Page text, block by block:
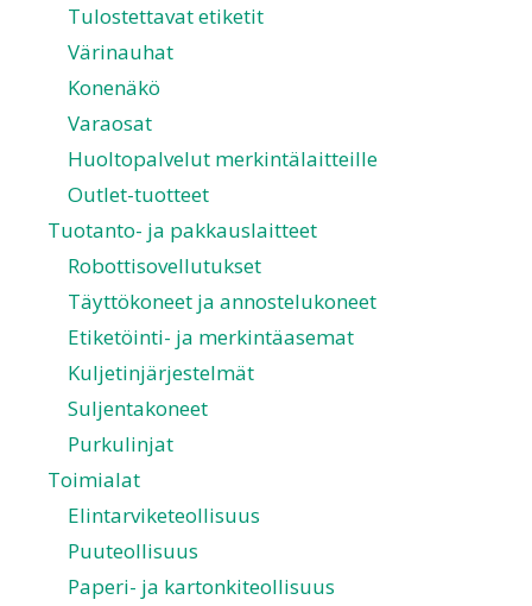
Tulostettavat etiketit
Värinauhat
Konenäkö
Varaosat
Huoltopalvelut merkintälaitteille
Outlet-tuotteet
Tuotanto- ja pakkauslaitteet
Robottisovellutukset
Täyttökoneet ja annostelukoneet
Etiketöinti- ja merkintäasemat
Kuljetinjärjestelmät
Suljentakoneet
Purkulinjat
Toimialat
Elintarviketeollisuus
Puuteollisuus
Paperi- ja kartonkiteollisuus